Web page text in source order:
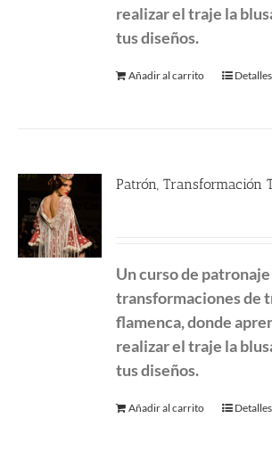
realizar el traje la
tus diseños.
Añadir al carrito Detalles
Patrón, Transformación
Un curso de
transformaciones de
flamenca, donde
realizar el traje la
tus diseños.
Añadir al carrito Detalles